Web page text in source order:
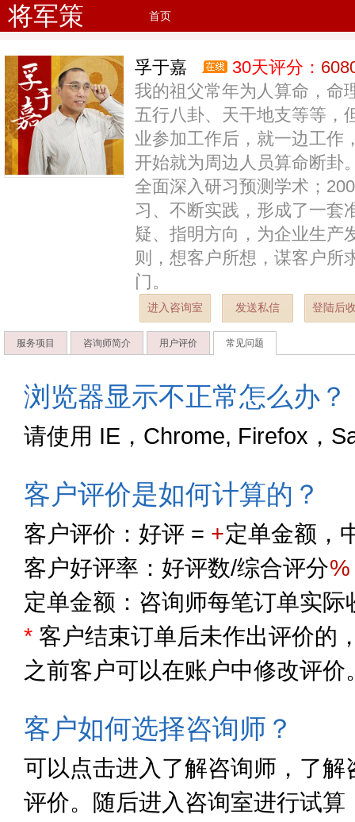
将军策 首页
孚于嘉 30天评分：
我的祖父常年为人算命，命
五行八卦、天干地支等等，
业参加工作后，就一边工作
开始就为周边人员算命断卦
全面深入研习预测学术；
习、不断实践，形成了一套
疑、指明方向，为企业生产
则，想客户所想，谋客户所
门。
进入咨询室 发送私信 登陆后
服务项目 咨询师简介 用户评价 常见问题
浏览器显示不正常怎么办？
请使用 IE，Chrome, Firefox，
客户评价是如何计算的？
客户评价：好评 = +定单金额，
客户好评率：好评数/综合评分%
定单金额：咨询师每笔订单实际
* 客户结束订单后未作出评价的
之前客户可以在账户中修改评价
客户如何选择咨询师？
可以点击进入了解咨询师，了
评价。随后进入咨询室进行试